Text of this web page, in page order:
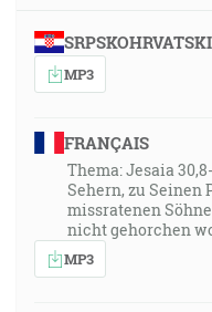
SRPSKOHRVATSKI
MP3
FRANÇAIS
Thema: Jesaia
Sehern, zu Seinen
missratenen
nicht gehorchen
MP3